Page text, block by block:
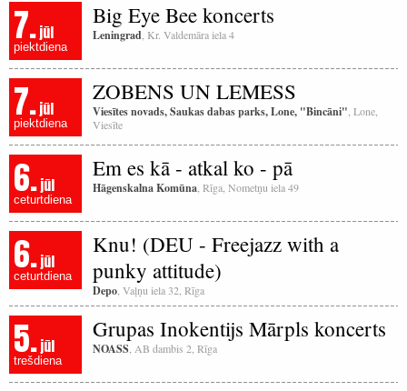
7.jūl
piektdiena
Big Eye Bee koncerts
Leningrad , Kr. Valdemāra iela 4
7.jūl
piektdiena
ZOBENS UN LEMESS
Viesītes novads, Saukas dabas parks, Lone, "Bincāni" , Lone,
Viesīte
6.jūl
ceturtdiena
Em es kā - atkal ko - pā
Hāgenskalna Komūna , Rīga, Nometņu iela 49
6.jūl
ceturtdiena
Knu! (DEU - Freejazz with a
punky attitude)
Depo , Vaļņu iela 32, Rīga
5.jūl
trešdiena
Grupas Inokentijs Mārpls koncerts
NOASS , AB dambis 2, Rīga